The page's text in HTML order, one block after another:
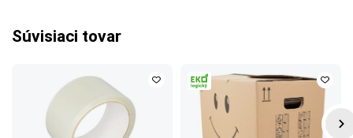
Súvisiaci tovar